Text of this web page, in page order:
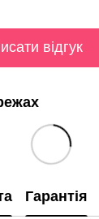
відгук
Гарантія